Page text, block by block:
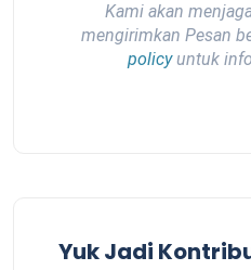
Kami akan
mengirimkan Pesan
policyuntuk
Yuk Jadi